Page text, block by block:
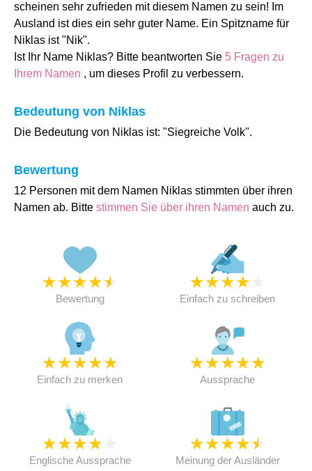
scheinen sehr zufrieden mit diesem Namen zu sein! Im
Ausland ist dies ein sehr guter Name. Ein Spitzname für
Niklas ist "Nik".
Ist Ihr Name Niklas? Bitte beantworten Sie 5 Fragen zu
Ihrem Namen , um dieses Profil zu verbessern.
Bedeutung von Niklas
Die Bedeutung von Niklas ist: "Siegreiche Volk".
Bewertung
12 Personen mit dem Namen Niklas stimmten über ihren
Namen ab. Bitte stimmen Sie über ihren Namen auch zu.
★★★★★
Bewertung
★★★★
Einfach zu schreiben
★★★★★
Einfach zu merken
★★★★★
Aussprache
★★★★
Englische Aussprache
★★★★★
Meinung der Ausländer